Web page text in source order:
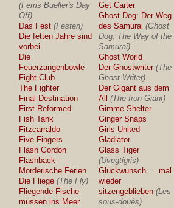
(Ferris Bueller's Day
Off)
Das Fest (Festen)
Die fetten Jahre sind
vorbei
Die
Feuerzangenbowle
Fight Club
The Fighter
Final Destination
First Reformed
Fish Tank
Fitzcarraldo
Five Fingers
Flash Gordon
Flashback -
Mörderische Ferien
Die Fliege (The Fly)
Fliegende Fische
müssen ins Meer
Get Carter
Ghost Dog: Der Weg
des Samurai (Ghost
Dog: The Way of the
Samurai)
Ghost World
Der Ghostwriter (The
Ghost Writer)
Der Gigant aus dem
All
(The Iron Giant)
Gimme Shelter
Ginger Snaps
Girls United
Gladiator
Glass Tiger
(Üvegtigris)
Glückwunsch … mal
wieder
sitzengeblieben (Les
sous-doués)